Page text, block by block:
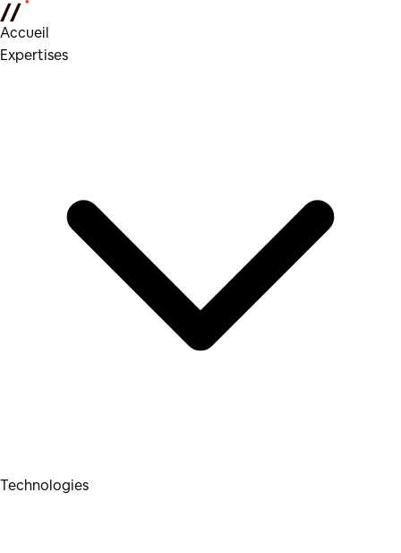
Accueil
Expertises
Technologies